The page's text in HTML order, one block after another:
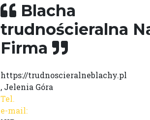
Blacha
trudnościeralna
Firma
https://trudnoscieralneblachy.pl
, Jelenia Góra
Tel.
e-mail: